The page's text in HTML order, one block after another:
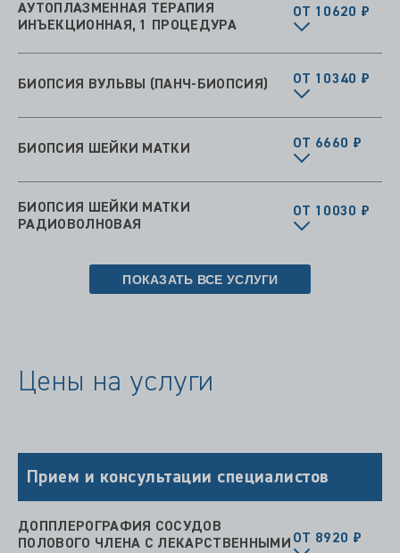
АУТОПЛАЗМЕННАЯ ТЕРАПИЯ
ИНЪЕКЦИОННАЯ, 1 ПРОЦЕДУРА
ОТ 10620 ₽
БИОПСИЯ ВУЛЬВЫ (ПАНЧ-БИОПСИЯ) ОТ 10340 ₽
БИОПСИЯ ШЕЙКИ МАТКИ ОТ 6660 ₽
БИОПСИЯ ШЕЙКИ МАТКИ
РАДИОВОЛНОВАЯ
ОТ 10030 ₽
ПОКАЗАТЬ ВСЕ УСЛУГИ
Цены на услуги
Прием и консультации специалистов
ДОППЛЕРОГРАФИЯ СОСУДОВ
ПОЛОВОГО ЧЛЕНА С ЛЕКАРСТВЕННЫМИ ОТ 8920 ₽